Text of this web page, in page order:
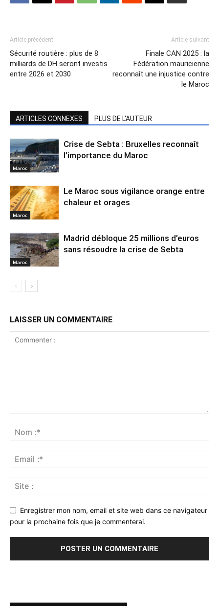
Article précédent
Sécurité routière : plus de 8
milliards de DH seront investis
entre 2026 et 2030
Article suivant
Finale CAN 2025 : la
Fédération mauricienne
reconnaît une injustice contre
le Maroc
ARTICLES CONNEXES PLUS DE L'AUTEUR
Maroc
Crise de Sebta : Bruxelles reconnaît
l’importance du Maroc
Maroc
Le Maroc sous vigilance orange entre
chaleur et orages
Maroc
Madrid débloque 25 millions d’euros
sans résoudre la crise de Sebta
LAISSER UN COMMENTAIRE
Enregistrer mon nom, email et site web dans ce navigateur
pour la prochaine fois que je commenterai.